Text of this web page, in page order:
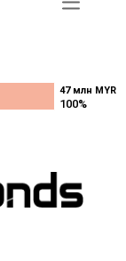
47 млн MYR
100%
47 млн MYR
100%